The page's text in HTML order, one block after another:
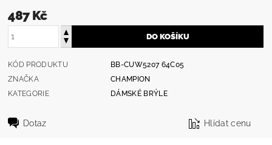
487 Kč
KÓD PRODUKTU
BB-CUW5207 64C05
ZNAČKA
CHAMPION
KATEGORIE
DÁMSKÉ BRÝLE
Dotaz Hlídat cenu